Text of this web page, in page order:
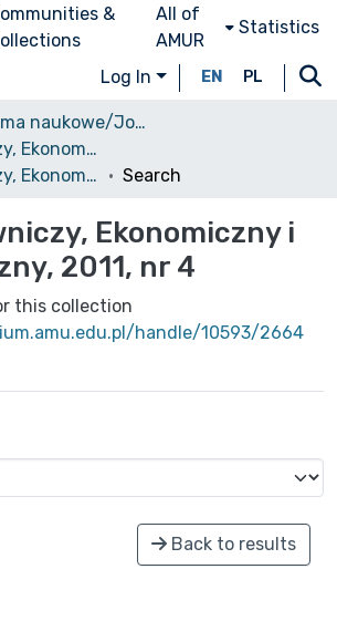
&
All of
AMUR
Statistics
Log In EN PL
Czasopisma naukowe/Journals
Ruch Prawniczy, Ekonomiczny i Socjologiczny
Ruch Prawniczy, Ekonomiczny i Socjologiczny, 2011, nr 4
Search
Ekonomiczny i
2011, nr 4
this collection
handle/10593/2664
Back to results